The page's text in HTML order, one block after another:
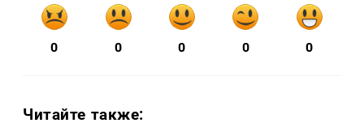
0 0 0 0 0
Читайте также: